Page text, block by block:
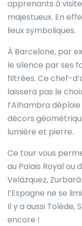
apprenants à
majestueux. En
lieux symboliques.
À Barcelone, par
le silence par ses
filtrées. Ce chef-
laissera pas le
l’Alhambra
décors
lumière et pierre.
Ce tour vous
au Palais Royal ou
Velázquez,
l’Espagne ne se
Il y a aussi Tolède,
encore !